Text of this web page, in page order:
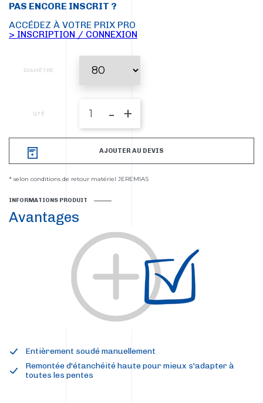
PAS ENCORE INSCRIT ?
ACCÉDEZ À VOTRE PRIX PRO
> INSCRIPTION / CONNEXION
DIAMÈTRE
QTÉ - +
AJOUTER AU DEVIS
* selon conditions de retour matériel JEREMIAS
INFORMATIONS PRODUIT
Avantages
Entièrement soudé manuellement
Remontée d'étanchéité haute pour mieux s'adapter à
toutes les pentes